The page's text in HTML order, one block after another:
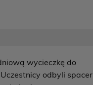
wycieczkę do
odbyli spacer